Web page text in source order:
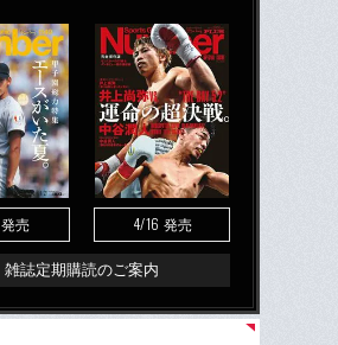
発売 4/16 発売
雑誌定期購読のご案内